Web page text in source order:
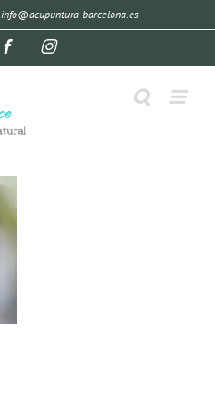
info@acupuntura-barcelona.es